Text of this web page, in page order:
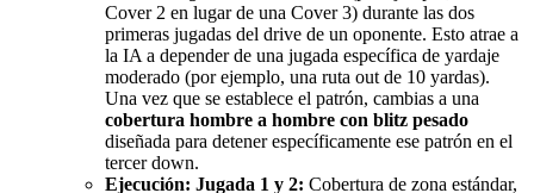
Cover 2 en lugar de una Cover 3) durante las dos
primeras jugadas del drive de un oponente. Esto atrae a
la IA a depender de una jugada específica de yardaje
moderado (por ejemplo, una ruta out de 10 yardas).
Una vez que se establece el patrón, cambias a una
cobertura hombre a hombre con blitz pesado
diseñada para detener específicamente ese patrón en el
tercer down.
Ejecución: Jugada 1 y 2: Cobertura de zona estándar,